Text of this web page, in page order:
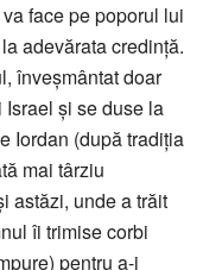
face pe poporul lui
adevărata credință.
înveșmântat doar
și se duse la
Iordan (după tradiția
mai târziu
astăzi, unde a trăit
îi trimise corbi
pentru a-i